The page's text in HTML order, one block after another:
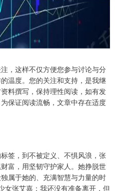
，这样不仅方便您参与讨论与分
温度。您的关注和支持，是我继
料撰写，保持理性阅读，如有发
保证阅读流畅，文章中存在适度
签，到不被定义、不惧风浪，张
富，用坚韧守护家人。她挣脱世
属于她的、充满智慧与力量的时
张艾嘉：我还没有准备离开，但